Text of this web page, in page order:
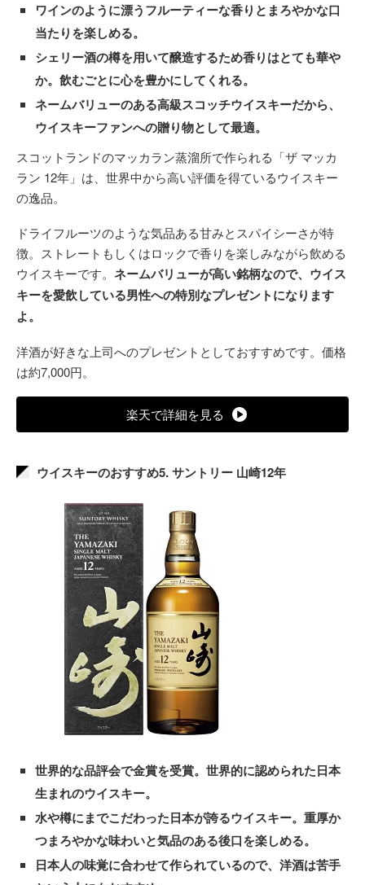
ワインのように漂うフルーティーな香りとまろやかな口
当たりを楽しめる。
シェリー酒の樽を用いて醸造するため香りはとても華や
か。飲むごとに心を豊かにしてくれる。
ネームバリューのある高級スコッチウイスキーだから、
ウイスキーファンへの贈り物として最適。
スコットランドのマッカラン蒸溜所で作られる「ザ マッカ
ラン 12年」は、世界中から高い評価を得ているウイスキー
の逸品。
ドライフルーツのような気品ある甘みとスパイシーさが特
徴。ストレートもしくはロックで香りを楽しみながら飲める
ウイスキーです。 ネームバリューが高い銘柄なので、ウイス
キーを愛飲している男性への特別なプレゼントになります
よ。
洋酒が好きな上司へのプレゼントとしておすすめです。価格
は約7,000円。
楽天で詳細を見る
ウイスキーのおすすめ5. サントリー 山崎12年
世界的な品評会で金賞を受賞。世界的に認められた日本
生まれのウイスキー。
水や樽にまでこだわった日本が誇るウイスキー。重厚か
つまろやかな味わいと気品のある後口を楽しめる。
日本人の味覚に合わせて作られているので、洋酒は苦手